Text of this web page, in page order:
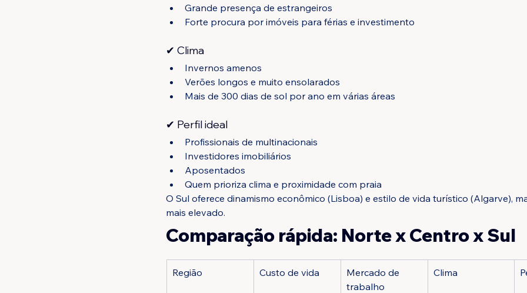
Grande presença de estrangeiros
Forte procura por imóveis para férias e investimento
✔ Clima
Invernos amenos
Verões longos e muito ensolarados
Mais de 300 dias de sol por ano em várias áreas
✔ Perfil ideal
Profissionais de multinacionais
Investidores imobiliários
Aposentados
Quem prioriza clima e proximidade com praia
O Sul oferece dinamismo econômico (Lisboa) e estilo de vida turístico (Algarve),
mais elevado.
Comparação rápida: Norte x Centro x Sul
Região Custo de vida
Mercado de
trabalho
Clima